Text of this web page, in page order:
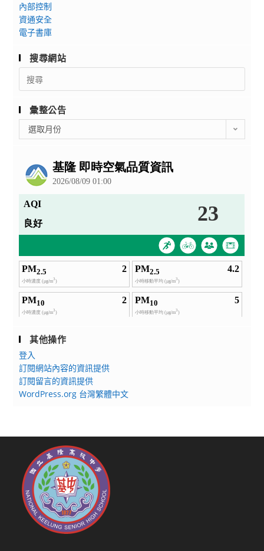
內部控制
資通安全
電子書庫
搜尋網站
Search
for:
彙整公告
整
選取月份
其他操作
登入
訂閱網站內容的資訊提供
訂閱留言的資訊提供
WordPress.org 台灣繁體中文